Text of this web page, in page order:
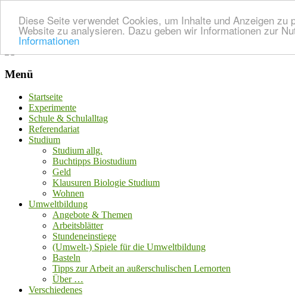
Diese Seite verwendet Cookies, um Inhalte und Anzeigen
Website zu analysieren. Dazu geben wir Informationen zur
Informationen
Menü
Startseite
Experimente
Schule & Schulalltag
Referendariat
Studium
Studium allg.
Buchtipps Biostudium
Geld
Klausuren Biologie Studium
Wohnen
Umweltbildung
Angebote & Themen
Arbeitsblätter
Stundeneinstiege
(Umwelt-) Spiele für die Umweltbildung
Basteln
Tipps zur Arbeit an außerschulischen Lernorten
Über …
Verschiedenes